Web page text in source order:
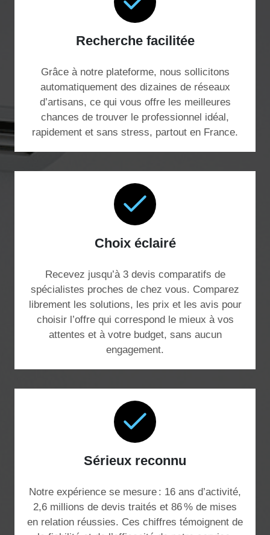
Recherche facilitée
Grâce à notre plateforme, nous sollicitons
automatiquement des dizaines de réseaux
d’artisans, ce qui vous offre les meilleures
chances de trouver le professionnel idéal,
rapidement et sans stress, partout en France.
Choix éclairé
Recevez jusqu’à 3 devis comparatifs de
spécialistes proches de chez vous. Comparez
librement les solutions, les prix et les avis pour
choisir l’offre qui correspond le mieux à vos
attentes et à votre budget, sans aucun
engagement.
Sérieux reconnu
Notre expérience se mesure : 16 ans d’activité,
2,6 millions de devis traités et 86 % de mises
en relation réussies. Ces chiffres témoignent de